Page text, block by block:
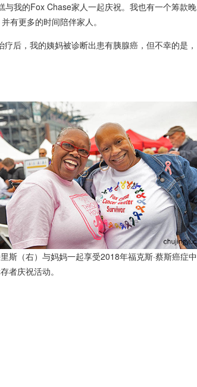
我的Fox Chase家人一起庆祝。我也有一个筹款晚
有更多的时间陪伴家人。
后，我的姨妈被诊断出患有胰腺癌，但不幸的是，
斯（右）与妈妈一起享受2018年福克斯·蔡斯癌症中
者庆祝活动。